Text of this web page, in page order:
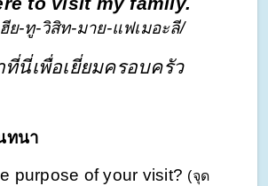
ย-ทู-วิสิท-มาย-แฟเมอะลี/
นี่เพื่อเยี่ยมครอบครัว
ทนา
purpose of your visit? (จุด